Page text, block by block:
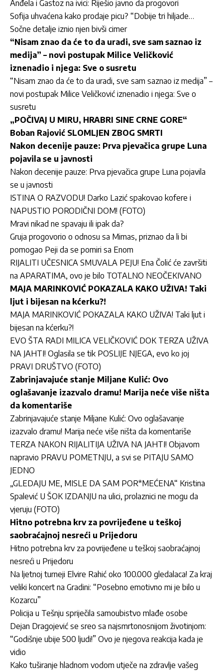
Anđela i Gastoz na ivici: Riješio javno da progovori
Sofija uhvaćena kako prodaje picu? “Dobije tri hiljade…
Sočne detalje iznio njen bivši cimer
“Nisam znao da će to da uradi, sve sam saznao iz
medija” – novi postupak Milice Veličković
iznenadio i njega: Sve o susretu
“Nisam znao da će to da uradi, sve sam saznao iz medija” –
novi postupak Milice Veličković iznenadio i njega: Sve o
susretu
„POČIVAJ U MIRU, HRABRI SINE CRNE GORE“
Boban Rajović SLOMLJEN ZBOG SMRTI
Nakon decenije pauze: Prva pjevačica grupe Luna
pojavila se u javnosti
Nakon decenije pauze: Prva pjevačica grupe Luna pojavila
se u javnosti
ISTINA O RAZVODU! Darko Lazić spakovao kofere i
NAPUSTIO PORODIČNI DOM! (FOTO)
Mravi nikad ne spavaju ili ipak da?
Gruja progovorio o odnosu sa Mimas, priznao da li bi
pomogao Peji da se pomiri sa Enom
RIJALITI UČESNICA SMUVALA PEJU! Ena Čolić će završiti
na APARATIMA, ovo je bilo TOTALNO NEOČEKIVANO
MAJA MARINKOVIĆ POKAZALA KAKO UŽIVA! Taki
ljut i bijesan na kćerku?!
MAJA MARINKOVIĆ POKAZALA KAKO UŽIVA! Taki ljut i
bijesan na kćerku?!
EVO ŠTA RADI MILICA VELIČKOVIĆ DOK TERZA UŽIVA
NA JAHTI! Oglasila se tik POSLIJE NJEGA, evo ko joj
PRAVI DRUŠTVO (FOTO)
Zabrinjavajuće stanje Miljane Kulić: Ovo
oglašavanje izazvalo dramu! Marija neće više ništa
da komentariše
Zabrinjavajuće stanje Miljane Kulić: Ovo oglašavanje
izazvalo dramu! Marija neće više ništa da komentariše
TERZA NAKON RIJALITIJA UŽIVA NA JAHTI! Objavom
napravio PRAVU POMETNJU, a svi se PITAJU SAMO
JEDNO
„GLEDAJU ME, MISLE DA SAM POR*MEĆENA“ Kristina
Spalević U ŠOK IZDANJU na ulici, prolaznici ne mogu da
vjeruju (FOTO)
Hitno potrebna krv za povrijeđene u teškoj
saobraćajnoj nesreći u Prijedoru
Hitno potrebna krv za povrijeđene u teškoj saobraćajnoj
nesreći u Prijedoru
Na ljetnoj turneji Elvire Rahić oko 100.000 gledalaca! Za kraj
veliki koncert na Gradini: “Posebno emotivno mi je bilo u
Kozarcu”
Policija u Tešnju spriječila samoubistvo mlađe osobe
Dejan Dragojević se sreo sa najsmrtonosnijom životinjom:
“Godišnje ubije 500 ljudi!” Ovo je njegova reakcija kada je
vidio
Kako tuširanje hladnom vodom utječe na zdravlje vašeg